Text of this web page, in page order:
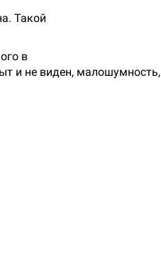
Такой
в
и не виден, малошумность,